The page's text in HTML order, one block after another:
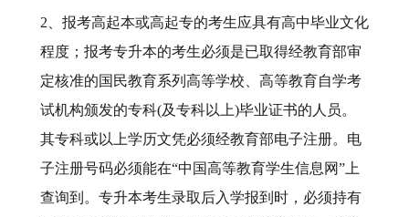
2、报考高起本或高起专的考生应具有高中毕业文化
程度；报考专升本的考生必须是已取得经教育部审
定核准的国民教育系列高等学校、高等教育自学考
试机构颁发的专科(及专科以上)毕业证书的人员。
其专科或以上学历文凭必须经教育部电子注册。电
子注册号码必须能在“中国高等教育学生信息网”上
查询到。专升本考生录取后入学报到时，必须持有